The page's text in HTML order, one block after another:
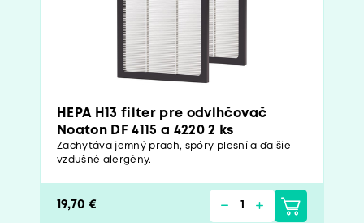
HEPA H13 filter pre odvlhčovač
Noaton DF 4115 a 4220 2 ks
Zachytáva jemný prach, spóry plesní a ďalšie
vzdušné alergény.
19,70 €